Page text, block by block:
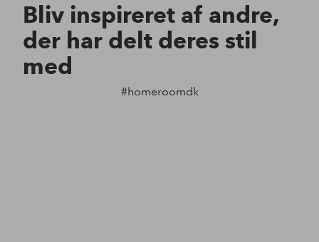
Bliv inspireret af andre,
der har delt deres stil
med
#homeroomdk